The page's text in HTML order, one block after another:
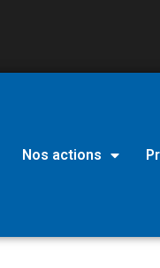
Nos actions